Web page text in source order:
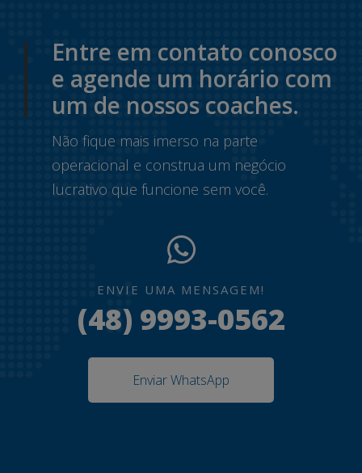
Entre em contato conosco
e agende um horário com
um de nossos coaches.
Não fique mais imerso na parte
operacional e construa um negócio
lucrativo que funcione sem você.
ENVIE UMA MENSAGEM!
(48) 9993-0562
Enviar WhatsApp